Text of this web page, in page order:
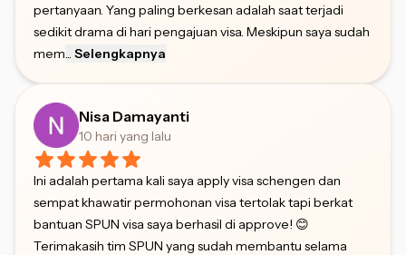
pertanyaan. Yang paling berkesan adalah saat terjadi
sedikit drama di hari pengajuan visa. Meskipun saya sudah
mem... Selengkapnya
Nisa Damayanti
10 hari yang lalu
Ini adalah pertama kali saya apply visa schengen dan
sempat khawatir permohonan visa tertolak tapi berkat
bantuan SPUN visa saya berhasil di approve! 😊
Terimakasih tim SPUN yang sudah membantu selama